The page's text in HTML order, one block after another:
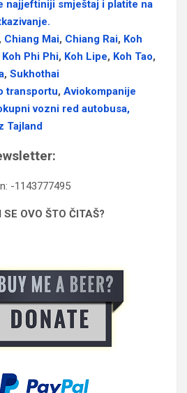
najjeftiniji smještaj i platite na
Chiang Mai, Chiang Rai, Koh
Koh Phi Phi, Koh Lipe, Koh Tao,
, Sukhothai
transportu, Aviokompanije
vozni red autobusa,
Tajland
-1143777495
OVO ŠTO ČITAŠ?